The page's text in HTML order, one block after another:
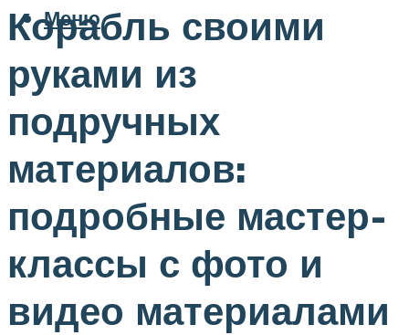
Меню
Корабль своими
руками из
подручных
материалов:
подробные мастер-
классы с фото и
видео материалами